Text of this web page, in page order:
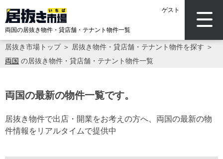
ゲスト
両国の居抜き物件・貸店舗・テナント物件一覧
居抜き市場トップ＞ 居抜き物件・貸店舗・テナント物件を探す ＞
両国 の居抜き物件・貸店舗・テナント物件一覧
両国の最新の物件一覧です。
居抜き物件で出店・開業をお考えの方へ、両国の最新の物
件情報をリアルタイムで提供中